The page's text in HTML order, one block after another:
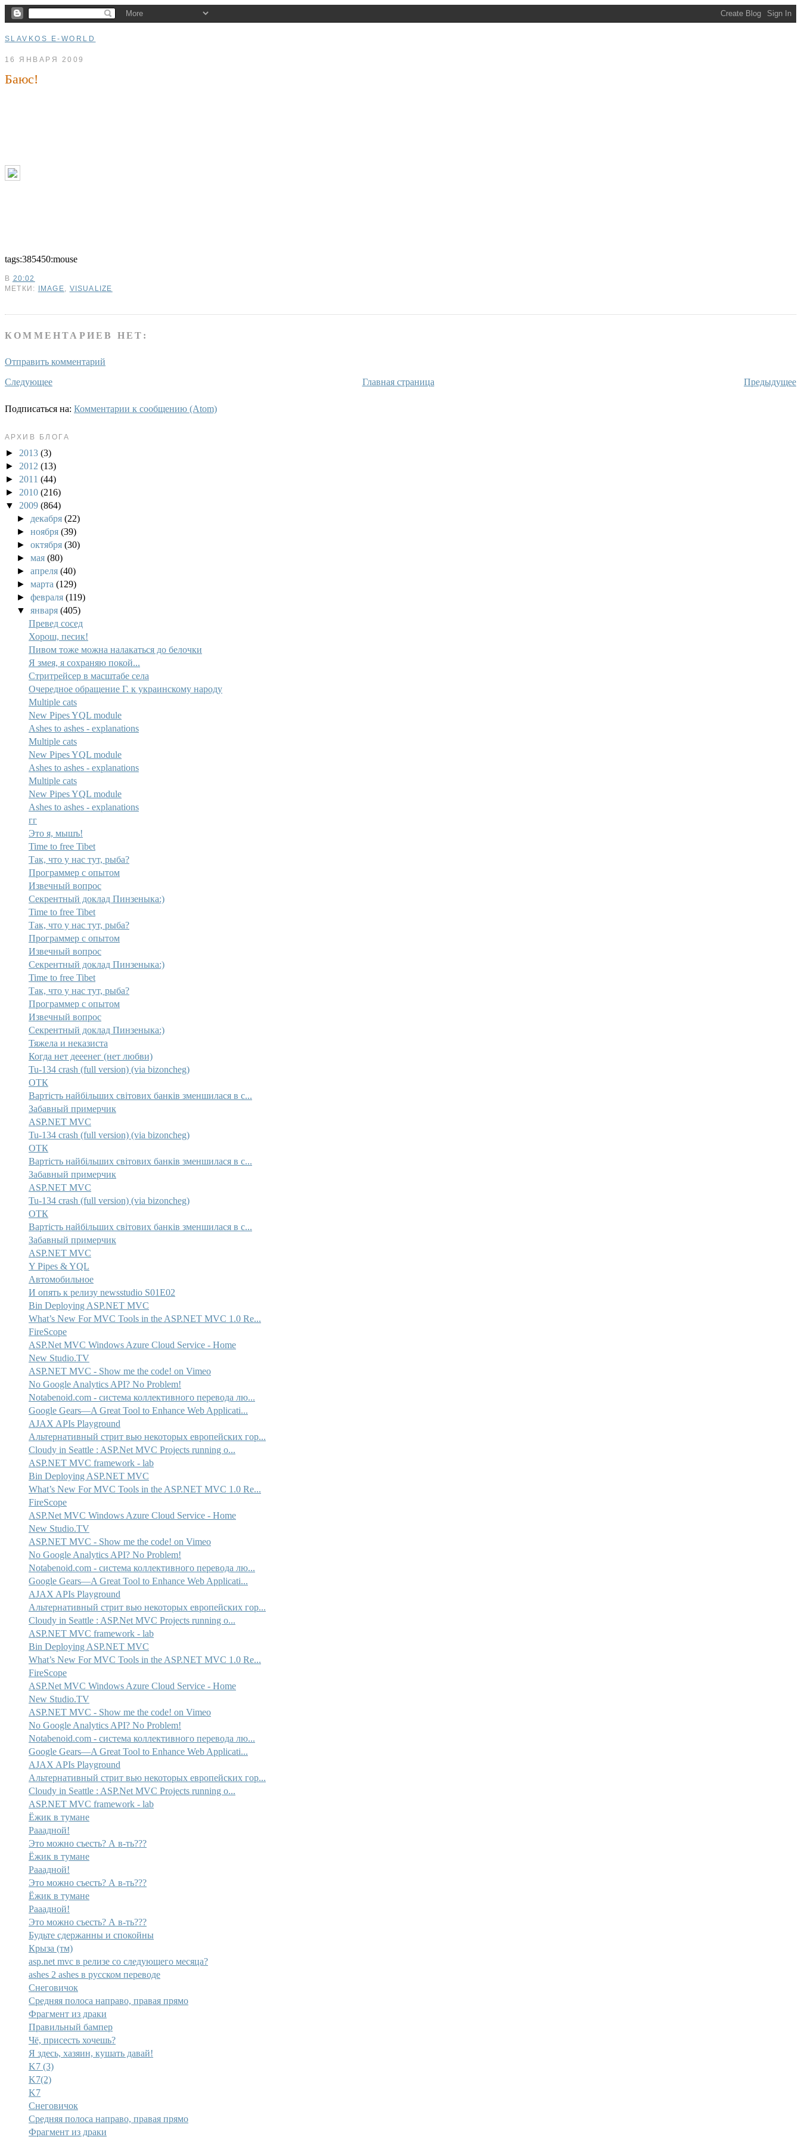
SLAVKOS E-WORLD
16 ЯНВАРЯ 2009
Баюс!
tags:385450:mouse
В 20:02
МЕТКИ:
IMAGE, VISUALIZE
КОММЕНТАРИЕВ НЕТ:
Отправить комментарий
Следующее
Предыдущее
Главная страница
Подписаться на: Комментарии к сообщению (Atom)
АРХИВ БЛОГА
► 2013 (3)
► 2012 (13)
► 2011 (44)
► 2010 (216)
▼ 2009 (864)
► декабря(22)
►ноября(39)
►октября(30)
►мая(80)
►апреля(40)
►марта(129)
►февраля(119)
▼января(405)
Превед сосед
Хорош, песик!
Пивом тоже можна налакаться до белочки
Я змея, я сохраняю покой...
Стритрейсер в масштабе села
Очередное обращение Г. к украинскому народу
Multiple cats
New Pipes YQL module
Ashes to ashes - explanations
Multiple cats
New Pipes YQL module
Ashes to ashes - explanations
Multiple cats
New Pipes YQL module
Ashes to ashes - explanations
гг
Это я, мышъ!
Time to free Tibet
Так, что у нас тут, рыба?
Программер с опытом
Извечный вопрос
Секрентный доклад Пинзеныка:)
Time to free Tibet
Так, что у нас тут, рыба?
Программер с опытом
Извечный вопрос
Секрентный доклад Пинзеныка:)
Time to free Tibet
Так, что у нас тут, рыба?
Программер с опытом
Извечный вопрос
Секрентный доклад Пинзеныка:)
Тяжела и неказиста
Когда нет дееенег (нет любви)
Tu-134 crash (full version) (via bizoncheg)
ОТК
Вартість найбільших світових банків зменшилася в с...
Забавный примерчик
ASP.NET MVC
Tu-134 crash (full version) (via bizoncheg)
ОТК
Вартість найбільших світових банків зменшилася в с...
Забавный примерчик
ASP.NET MVC
Tu-134 crash (full version) (via bizoncheg)
ОТК
Вартість найбільших світових банків зменшилася в с...
Забавный примерчик
ASP.NET MVC
Y Pipes & YQL
Автомобильное
И опять к релизу newsstudio S01E02
Bin Deploying ASP.NET MVC
What’s New For MVC Tools in the ASP.NET MVC 1.0 Re...
FireScope
ASP.Net MVC Windows Azure Cloud Service - Home
New Studio.TV
ASP.NET MVC - Show me the code! on Vimeo
No Google Analytics API? No Problem!
Notabenoid.com - система коллективного перевода лю...
Google Gears—A Great Tool to Enhance Web Applicati...
AJAX APIs Playground
Альтернативный стрит вью некоторых европейских гор...
Cloudy in Seattle : ASP.Net MVC Projects running o...
ASP.NET MVC framework - lab
Bin Deploying ASP.NET MVC
What’s New For MVC Tools in the ASP.NET MVC 1.0 Re...
FireScope
ASP.Net MVC Windows Azure Cloud Service - Home
New Studio.TV
ASP.NET MVC - Show me the code! on Vimeo
No Google Analytics API? No Problem!
Notabenoid.com - система коллективного перевода лю...
Google Gears—A Great Tool to Enhance Web Applicati...
AJAX APIs Playground
Альтернативный стрит вью некоторых европейских гор...
Cloudy in Seattle : ASP.Net MVC Projects running o...
ASP.NET MVC framework - lab
Bin Deploying ASP.NET MVC
What’s New For MVC Tools in the ASP.NET MVC 1.0 Re...
FireScope
ASP.Net MVC Windows Azure Cloud Service - Home
New Studio.TV
ASP.NET MVC - Show me the code! on Vimeo
No Google Analytics API? No Problem!
Notabenoid.com - система коллективного перевода лю...
Google Gears—A Great Tool to Enhance Web Applicati...
AJAX APIs Playground
Альтернативный стрит вью некоторых европейских гор...
Cloudy in Seattle : ASP.Net MVC Projects running o...
ASP.NET MVC framework - lab
Ёжик в тумане
Рааадной!
Это можно съесть? А в-ть???
Ёжик в тумане
Рааадной!
Это можно съесть? А в-ть???
Ёжик в тумане
Рааадной!
Это можно съесть? А в-ть???
Будьте сдержанны и спокойны
Крыза (тм)
asp.net mvc в релизе со следующего месяца?
ashes 2 ashes в русском переводе
Снеговичок
Средняя полоса направо, правая прямо
Фрагмент из драки
Правильный бампер
Чё, присесть хочешь?
Я здесь, хазяин, кушать давай!
K7 (3)
K7(2)
K7
Снеговичок
Средняя полоса направо, правая прямо
Фрагмент из драки